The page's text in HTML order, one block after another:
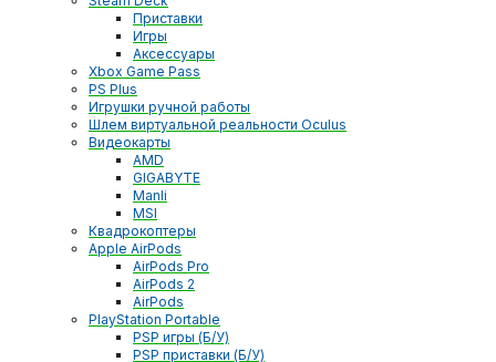
Приставки
Игры
Аксессуары
Xbox Game Pass
PS Plus
Игрушки ручной работы
Шлем виртуальной реальности Oculus
Видеокарты
AMD
GIGABYTE
Manli
MSI
Квадрокоптеры
Apple AirPods
AirPods Pro
AirPods 2
AirPods
PlayStation Portable
PSP игры (Б/У)
PSP приставки (Б/У)